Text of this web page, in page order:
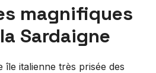
magnifiques
Sardaigne
île italienne très prisée des